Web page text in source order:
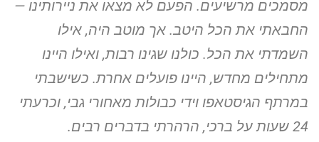
מסמכים מרשיעים. הפעם לא מצאו את ניירותינו —
החבאתי את הכל היטב. אך מוטב היה, אילו
השמדתי את הכל. כולנו שגינו רבות, ואילו היינו
מתחילים מחדש, היינו פועלים אחרת. כשישבתי
במרתף הגיסטאפו וידי כבולות מאחורי גבי, וכרעתי
24 שעות על ברכי, הרהרתי בדברים רבים.